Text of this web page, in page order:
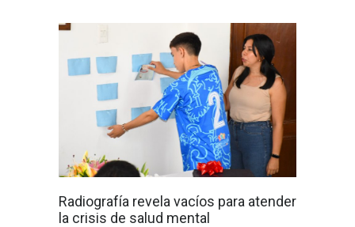
Radiografía revela vacíos para atender
la crisis de salud mental